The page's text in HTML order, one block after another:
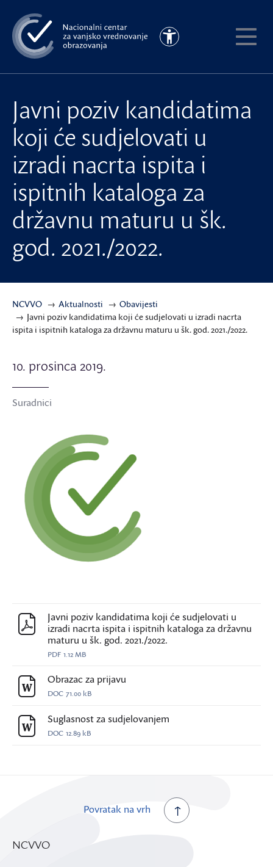
na
glavni
sadržaj
Pristupačnost
Javni poziv kandidatima
koji će sudjelovati u
izradi nacrta ispita i
ispitnih kataloga za
državnu maturu u šk.
god. 2021./2022.
NCVVO Aktualnosti
Obavijesti
Javni poziv kandidatima koji će sudjelovati u izradi nacrta
ispita i ispitnih kataloga za državnu maturu u šk. god. 2021./2022.
10. prosinca 2019.
Suradnici
Javni poziv kandidatima koji će sudjelovati u
izradi nacrta ispita i ispitnih kataloga za državnu
maturu u šk. god. 2021./2022.
PDF 1.12 MB
Obrazac za prijavu
DOC 71.00 kB
Suglasnost za sudjelovanjem
DOC 12.89 kB
Povratak na vrh
NCVVO